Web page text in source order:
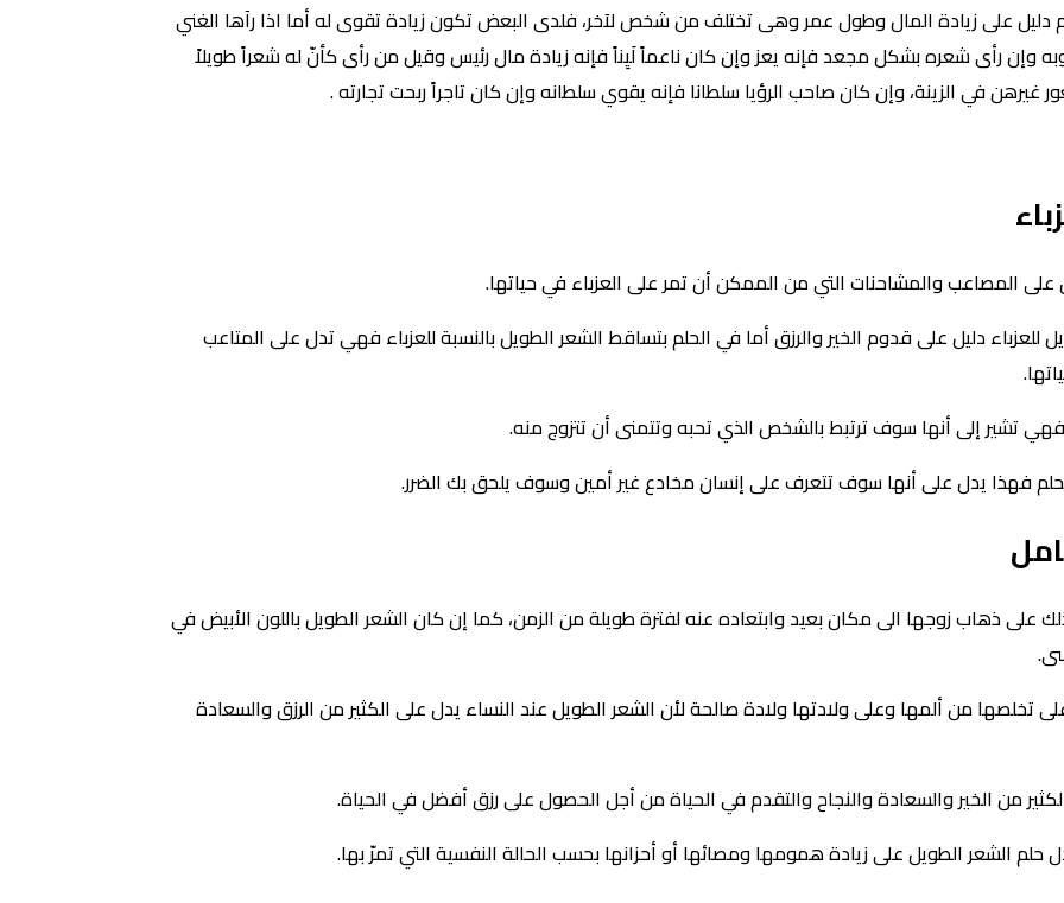
على زيادة المال وطول عمر وهى تختلف من شخص لآخر، فلدى البعض تكون زيادة تقوى له أما اذا رآها الغني
وإن رأى شعره بشكل مجعد فإنه يعز وإن كان ناعماً لَيِناً فإنه زيادة مال رئيس وقيل من رأى كأنّ له شعراً طويلاً
في الزينة، وإن كان صاحب الرؤيا سلطانا فإنه يقوي سلطانه وإن كان تاجراً ربحت تجارته .
على المصاعب والمشاحنات التي من الممكن أن تمر على العزباء في حياتها.
دليل على قدوم الخير والرزق أما في الحلم بتساقط الشعر الطويل بالنسبة للعزباء فهي تدل على المتاعب
فهي تشير إلى أنها سوف ترتبط بالشخص الذي تحبه وتتمنى أن تتزوج منه.
فهذا يدل على أنها سوف تتعرف على إنسان مخادع غير أمين وسوف يلحق بك الضرر.
على ذهاب زوجها الى مكان بعيد وابتعاده عنه لفترة طويلة من الزمن، كما إن كان الشعر الطويل باللون الأبيض في
تخلصها من ألمها وعلى ولادتها ولادة صالحة لأن الشعر الطويل عند النساء يدل على الكثير من الرزق والسعادة
من الخير والسعادة والنجاح والتقدم في الحياة من أجل الحصول على رزق أفضل في الحياة.
الشعر الطويل على زيادة همومها ومصائها أو أحزانها بحسب الحالة النفسية التي تمرّ بها.